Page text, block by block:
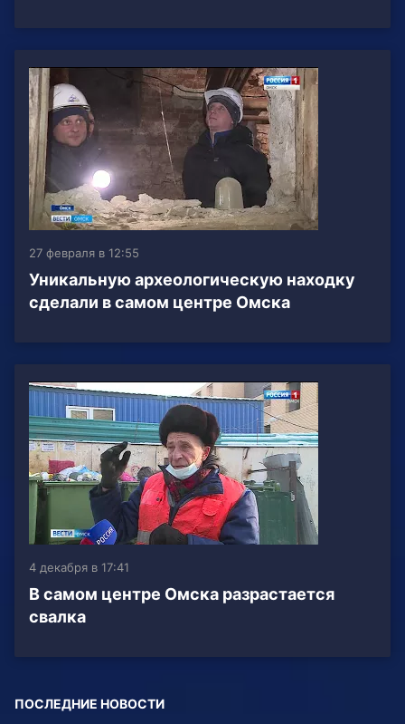
27 февраля в 12:55
Уникальную археологическую находку
сделали в самом центре Омска
4 декабря в 17:41
В самом центре Омска разрастается
свалка
ПОСЛЕДНИЕ НОВОСТИ